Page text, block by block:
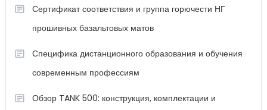
Сертификат соответствия и группа горючести НГ
прошивных базальтовых матов
Специфика дистанционного образования и обучения
современным профессиям
Обзор TANK 500: конструкция, комплектации и